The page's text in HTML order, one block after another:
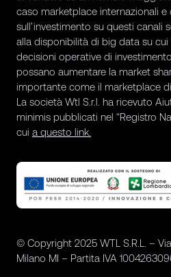
caso marketplace internazionali e
sull’investimento su questi canali
alla disponibilità di big data su cui
decisioni operative di
possano aumentare la market
importante come il marketplace
La società Wtl S.r.l. ha ricevuto
minimis pubblicati nel “Registro
cui a questo link.
© Copyright 2025 WTL S.R.L. –
Milano MI – Partita IVA